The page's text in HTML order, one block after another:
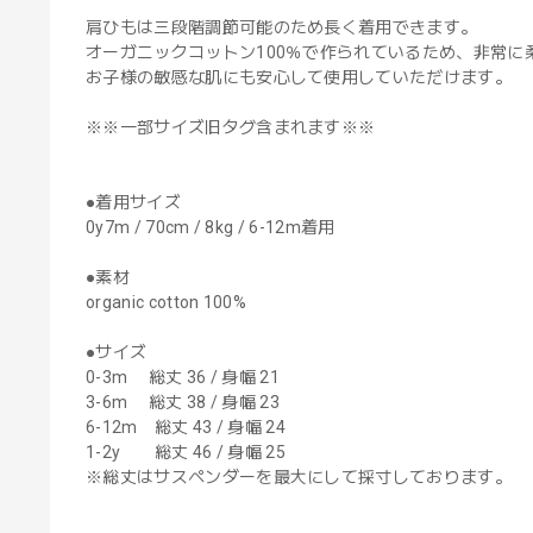
肩ひもは三段階調節可能のため長く着用できます。
オーガニックコットン100％で作られているため、非常に
お子様の敏感な肌にも安心して使用していただけます。
※※一部サイズ旧タグ含まれます※※
●着用サイズ
0y7m / 70cm / 8kg / 6-12m着用
●素材
organic cotton 100%
●サイズ
0-3m 総丈 36 / 身幅 21
3-6m 総丈 38 / 身幅 23
6-12m 総丈 43 / 身幅 24
1-2y 総丈 46 / 身幅 25
※総丈はサスペンダーを最大にして採寸しております。